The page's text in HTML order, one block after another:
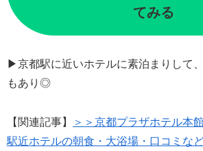
てみる
▶京都駅に近いホテルに素泊まりして
もあり◎
【関連記事】
＞＞京都プラザホテル本
駅近ホテルの朝食・大浴場・口コミな